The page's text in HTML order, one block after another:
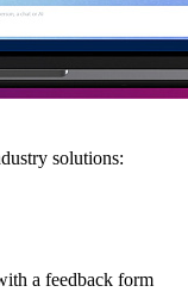
solutions:
a feedback form